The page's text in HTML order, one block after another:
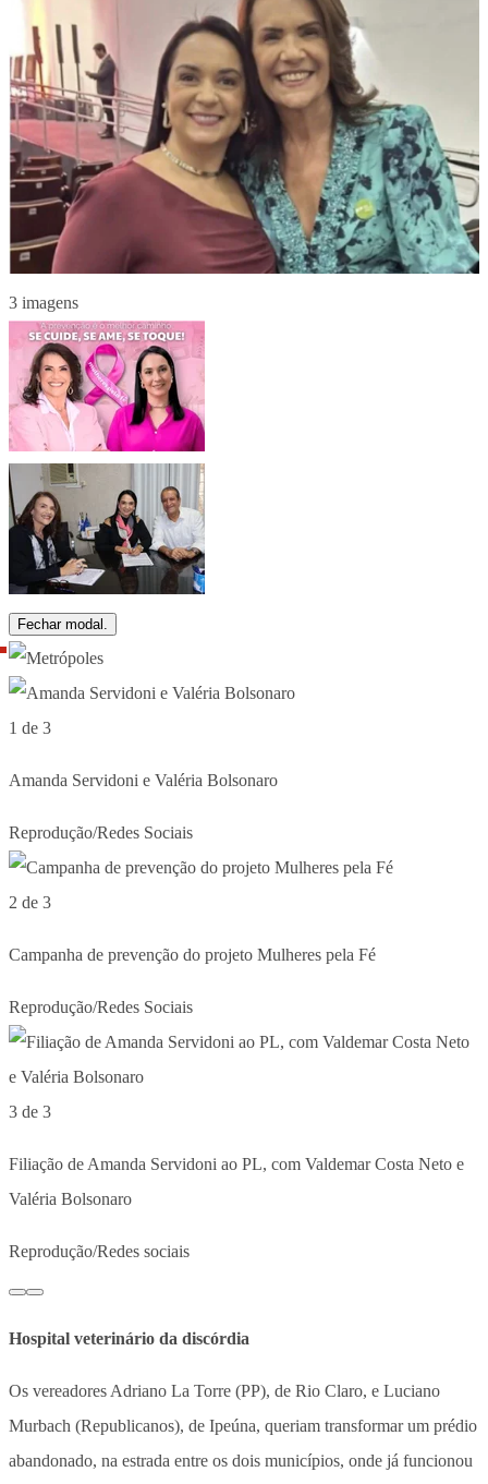
3 imagens
Fechar modal.
1 de 3
Amanda Servidoni e Valéria Bolsonaro
Reprodução/Redes Sociais
2 de 3
Campanha de prevenção do projeto Mulheres pela Fé
Reprodução/Redes Sociais
3 de 3
Filiação de Amanda Servidoni ao PL, com Valdemar Costa Neto e
Valéria Bolsonaro
Reprodução/Redes sociais
Hospital veterinário da discórdia
Os vereadores Adriano La Torre (PP), de Rio Claro, e Luciano
Murbach (Republicanos), de Ipeúna, queriam transformar um prédio
abandonado, na estrada entre os dois municípios, onde já funcionou